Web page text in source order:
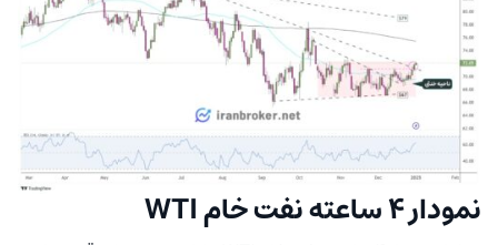
نمودار 4 ساعته نفت خام WTI